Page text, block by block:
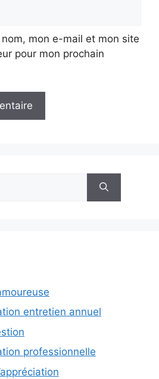
mon e-mail et mon site
pour mon prochain
entretien annuel
professionnelle